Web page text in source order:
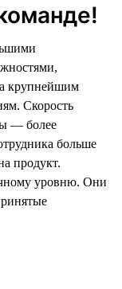
крупнейшим
Скорость
— более
больше
продукт.
уровню. Они